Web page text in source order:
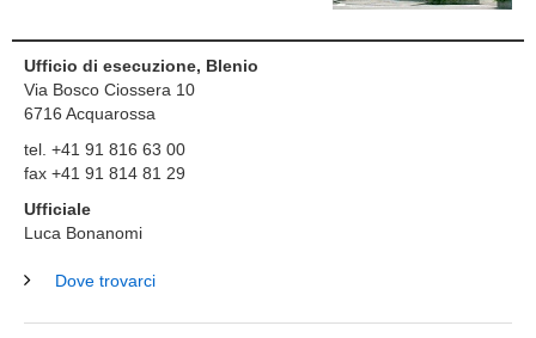
Ufficio di esecuzione, Blenio
Via Bosco Ciossera 10
6716 Acquarossa
tel. +41 91 816 63 00
fax +41 91 814 81 29
Ufficiale
Luca Bonanomi
Dove trovarci